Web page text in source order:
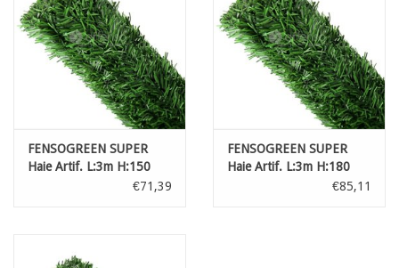
FENSOGREEN SUPER
Haie Artif. L:3m H:150
€71,39
FENSOGREEN SUPER
Haie Artif. L:3m H:180
€85,11